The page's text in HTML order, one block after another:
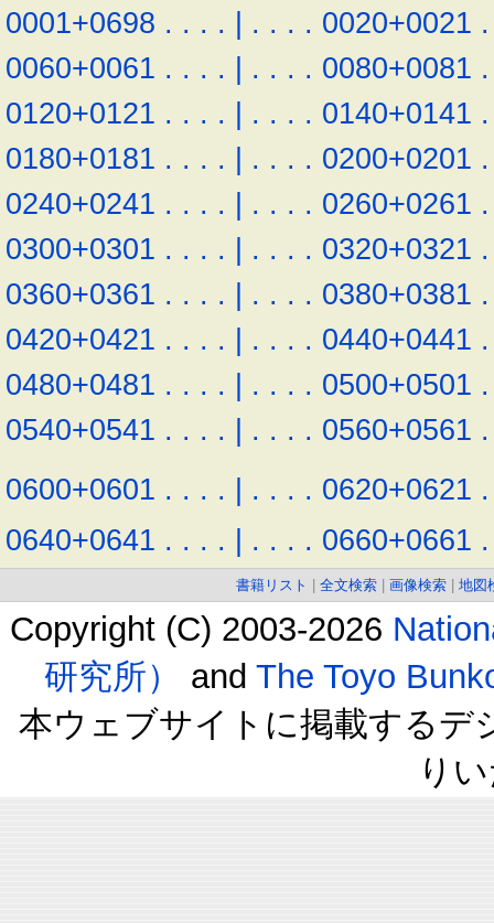
0001+0698 . . . . | . . . . 0020+0021 .
0060+0061 . . . . | . . . . 0080+0081 .
0120+0121 . . . . | . . . . 0140+0141 .
0180+0181 . . . . | . . . . 0200+0201 .
0240+0241 . . . . | . . . . 0260+0261 .
0300+0301 . . . . | . . . . 0320+0321 .
0360+0361 . . . . | . . . . 0380+0381 .
0420+0421 . . . . | . . . . 0440+0441 .
0480+0481 . . . . | . . . . 0500+0501 .
0540+0541 . . . . | . . . . 0560+0561 .
0600+0601 . . . . | . . . . 0620+0621 .
0640+0641 . . . . | . . . . 0660+0661 .
書籍リスト 全文検索 画像検索 地図
Copyright (C) 2003-2026
研究所）
and The Toyo
本ウェブサイトに掲載するデ
り